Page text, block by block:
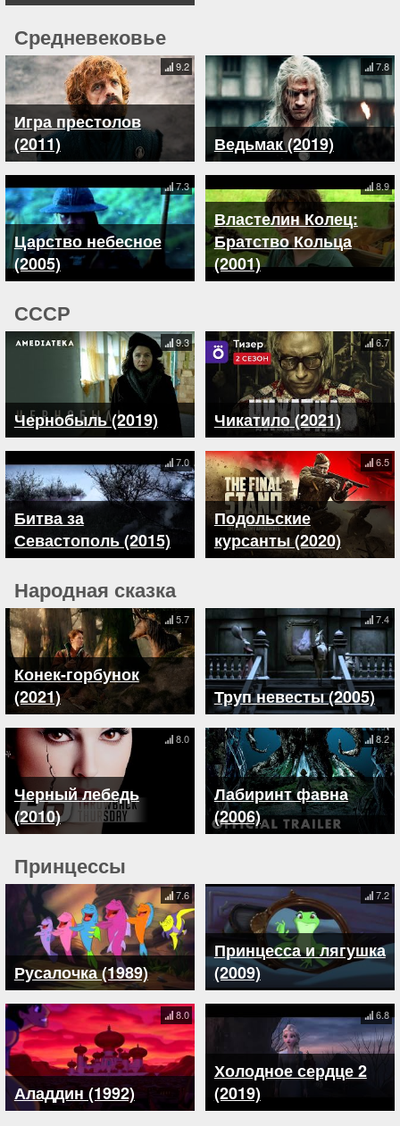
Средневековье
Игра престолов
(2011)
9.2
Ведьмак (2019)
7.8
Царство небесное
(2005)
7.3
Властелин Колец:
Братство Кольца
(2001)
8.9
СССР
Чернобыль (2019)
9.3
Чикатило (2021)
6.7
Битва за
Севастополь (2015)
7.0
Подольские
курсанты (2020)
6.5
Народная сказка
Конек-горбунок
(2021)
5.7
Труп невесты (2005)
7.4
Черный лебедь
(2010)
8.0
Лабиринт фавна
(2006)
8.2
Принцессы
Русалочка (1989)
7.6
Принцесса и лягушка
(2009)
7.2
Аладдин (1992)
8.0
Холодное сердце 2
(2019)
6.8